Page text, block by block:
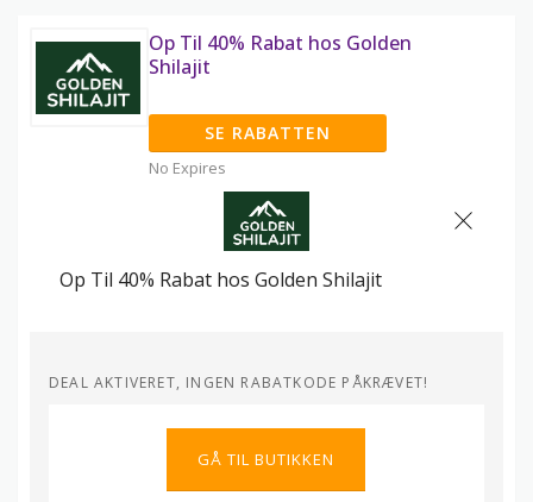
Op Til 40% Rabat hos Golden
Shilajit
SE RABATTEN
No Expires
Op Til 40% Rabat hos Golden Shilajit
DEAL AKTIVERET, INGEN RABATKODE PÅKRÆVET!
GÅ TIL BUTIKKEN